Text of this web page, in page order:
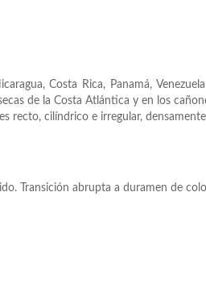
Costa Rica, Panamá,
de la Costa Atlántica y en los
recto, cilíndrico e irregular,
Transición abrupta a duramen de